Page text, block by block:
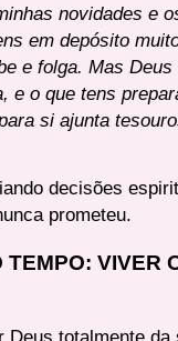
novidades e
em depósito
e folga. Mas
e o que tens
si ajunta
decisões
prometeu.
TEMPO: VIVER